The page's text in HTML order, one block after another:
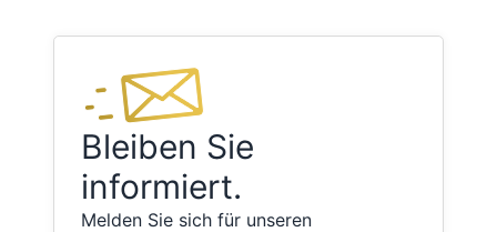
Bleiben Sie
informiert.
Melden Sie sich für unseren